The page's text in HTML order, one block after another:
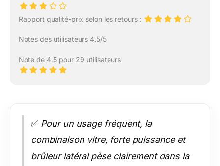
Rapport qualité-prix selon les retours :
Notes des utilisateurs 4.5/5
Note de 4.5 pour 29 utilisateurs
✅ Pour un usage fréquent, la
combinaison vitre, forte puissance et
brûleur latéral pèse clairement dans la